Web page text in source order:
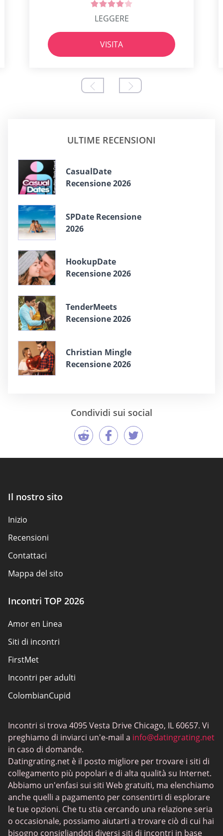
LEGGERE
VISITA
ULTIME RECENSIONI
СasualDate
Recensione 2026
SPDate Recensione
2026
HookupDate
Recensione 2026
TenderMeets
Recensione 2026
Christian Mingle
Recensione 2026
Condividi sui social
Il nostro sito
Inizio
Recensioni
Contattaci
Mappa del sito
Incontri TOP 2026
Amor en Linea
Siti di incontri
FirstMet
Incontri per adulti
ColombianCupid
MeetMindful
Incontri BDSM
BBPeopleMeet
Siti Sugar Daddy
JPeopleMeet
Incontri trans
Incontri si trova 4095 Vesta Drive Chicago, IL 60657. Vi
preghiamo di inviarci un'e-mail a info@datingrating.net
in caso di domande.
Datingrating.net è il posto migliore per trovare i siti di
collegamento più popolari e di alta qualità su Internet.
Abbiamo un'enfasi sui siti Web gratuiti, ma elenchiamo
anche quelli a pagamento per consentirti di esplorare
le tue opzioni. Che tu stia cercando una relazione seria
o occasionale, possiamo aiutarti a trovare ciò di cui hai
bisogno consigliandoti diversi siti di incontri in base